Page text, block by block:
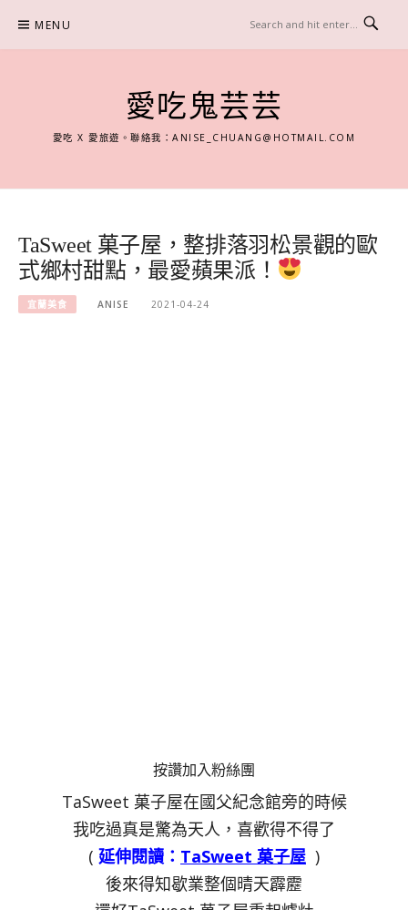
content
MENU
愛吃鬼芸芸
愛吃 X 愛旅遊。聯絡我：ANISE_CHUANG@HOTMAIL.COM
TaSweet 菓子屋，整排落羽松景觀的歐
式鄉村甜點，最愛蘋果派！
宜蘭美食 ANISE 2021-04-24
按讚加入粉絲團
TaSweet 菓子屋在國父紀念館旁的時候
我吃過真是驚為天人，喜歡得不得了
( 延伸閱讀： TaSweet 菓子屋 )
後來得知歇業整個晴天霹靂